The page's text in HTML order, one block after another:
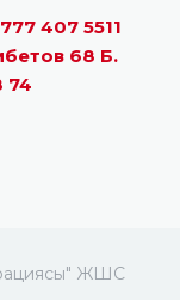
407 5511
68 Б.
74
ЖШС